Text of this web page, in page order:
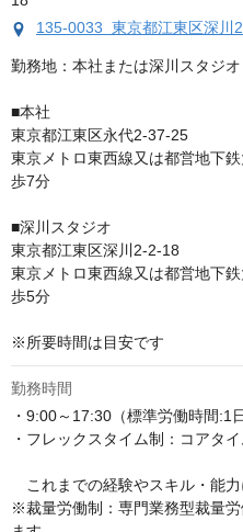
135-0033 東京都江東区深川
勤務地：本社または深川スタジオ
■本社
東京都江東区永代2-37-25
東京メトロ東西線又は都営地下
歩7分
■深川スタジオ
東京都江東区深川2-2-18
東京メトロ東西線又は都営地下
歩5分
※所要時間は目安です
勤務時間
・9:00～17:30（標準労働時間:1
・フレックスタイム制：コアタ
これまでの経験やスキル・能
※裁量労働制：専門業務型裁量